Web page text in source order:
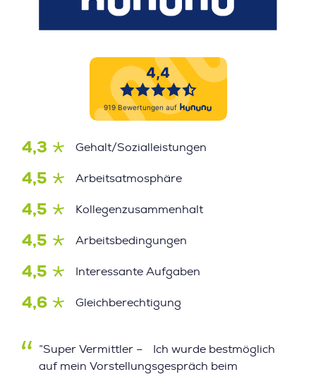
4,3 Gehalt/Sozialleistungen
4,5 Arbeitsatmosphäre
4,5 Kollegenzusammenhalt
4,5 Arbeitsbedingungen
4,5 Interessante Aufgaben
4,6 Gleichberechtigung
”Super Vermittler – Ich wurde bestmöglich
auf mein Vorstellungsgespräch beim